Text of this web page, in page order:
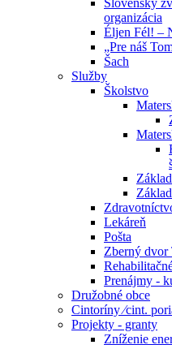
Slovenský
organizácia
Éljen Fél! –
„Pre náš
Šach
Služby
Školstvo
Lekáreň
Pošta
Zberný dvor
Prenájmy -
Družobné obce
Cintoríny ⁄cint.
Projekty - granty
Zníženie